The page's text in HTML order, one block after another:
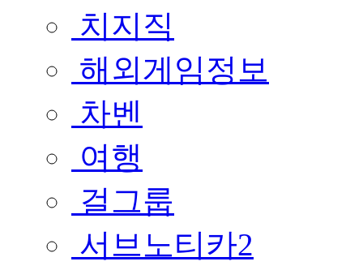
치지직
해외게임정보
차벤
여행
걸그룹
서브노티카2